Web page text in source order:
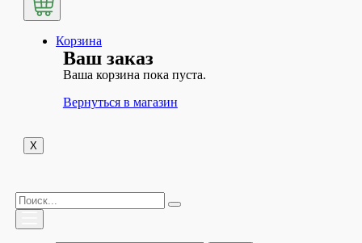
Корзина
Ваш заказ
Ваша корзина пока пуста.
Вернуться в магазин
X